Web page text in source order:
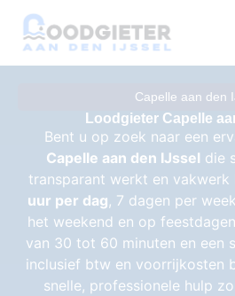
Capelle aan den
Loodgieter Capelle
Bent u op zoek naar een
Capelle aan den IJssel die
transparant werkt en vakwerk
uur per dag, 7 dagen per
het weekend en op
van 30 tot 60 minuten en een
inclusief btw en voorrijkosten
snelle, professionele hulp